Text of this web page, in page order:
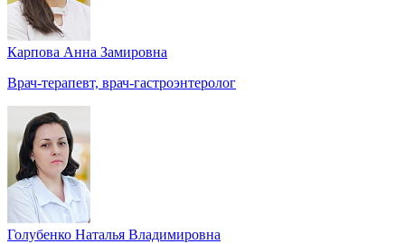
Карпова Анна Замировна
Врач-терапевт, врач-гастроэнтеролог
Голубенко Наталья Владимировна